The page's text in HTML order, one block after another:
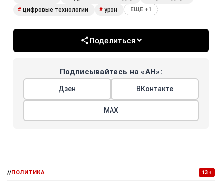
# цифровые технологии # урон ЕЩЕ +1
Поделиться
Подписывайтесь на «АН»:
Дзен ВКонтакте
МАХ
//ПОЛИТИКА 13+